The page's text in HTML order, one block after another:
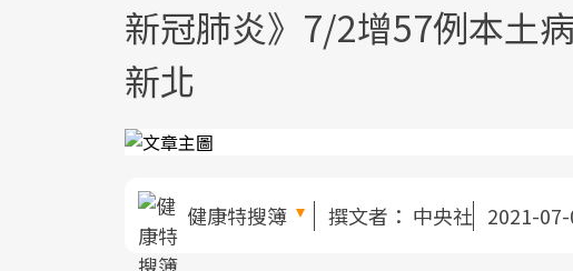
新冠肺炎》7/2增57例本土
新北
健康特搜簿 撰文者： 中央社 2021-